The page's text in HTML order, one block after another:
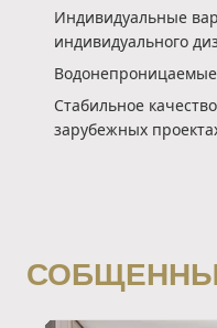
Индивидуальные
индивидуального
Водонепроницаемые
Стабильное
зарубежных